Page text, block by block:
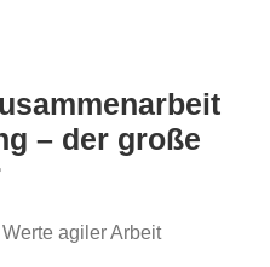
– der große
agiler Arbeit